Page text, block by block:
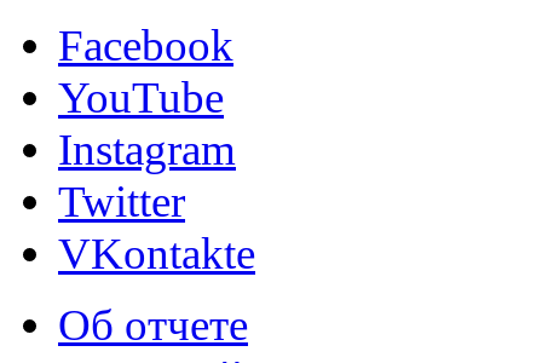
Facebook
YouTube
Instagram
Twitter
VKontakte
Об отчете